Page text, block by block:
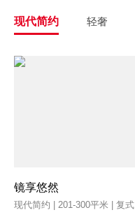
现代简约 轻奢
镜享悠然
现代简约 | 201-300平米 | 复式